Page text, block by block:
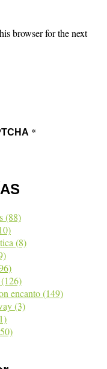
browser for the next
*
(88)
(8)
(126)
encanto(149)
(3)